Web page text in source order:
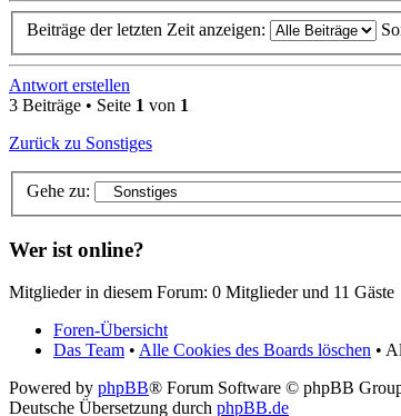
Beiträge der letzten Zeit anzeigen:
Antwort erstellen
3 Beiträge • Seite 1 von 1
Zurück zu Sonstiges
Gehe zu:
Wer ist online?
Mitglieder in diesem Forum: 0 Mitglieder und 11 Gäste
Foren-Übersicht
Das Team • Alle Cookies des Boards löschen •
Powered by phpBB® Forum Software © phpBB
Deutsche Übersetzung durch phpBB.de